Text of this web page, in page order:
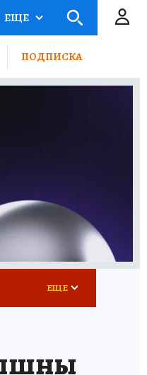
ЕЩЕ
ПОДПИСКА
ЕЩЕ